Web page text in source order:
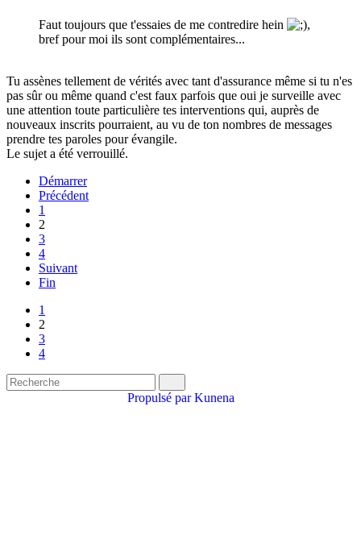
Faut toujours que t'essaies de me contredire hein
,
bref pour moi ils sont complémentaires...
Tu assènes tellement de vérités avec tant d'assurance même si tu n'es
pas sûr ou même quand c'est faux parfois que oui je surveille avec
une attention toute particulière tes interventions qui, auprès de
nouveaux inscrits pourraient, au vu de ton nombres de messages
prendre tes paroles pour évangile.
Le sujet a été verrouillé.
Démarrer
Précédent
1
2
3
4
Suivant
Fin
1
2
3
4
Propulsé parKunena